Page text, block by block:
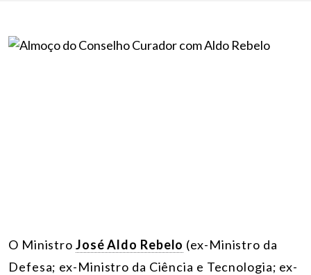
O Ministro José Aldo Rebelo (ex-Ministro da
Defesa; ex-Ministro da Ciência e Tecnologia; ex-